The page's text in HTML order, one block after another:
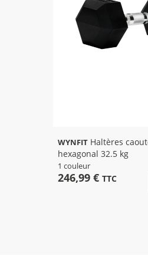
WYNFITHaltères caoutchouc
hexagonal 32.5 kg
1 couleur
246,99 € TTC